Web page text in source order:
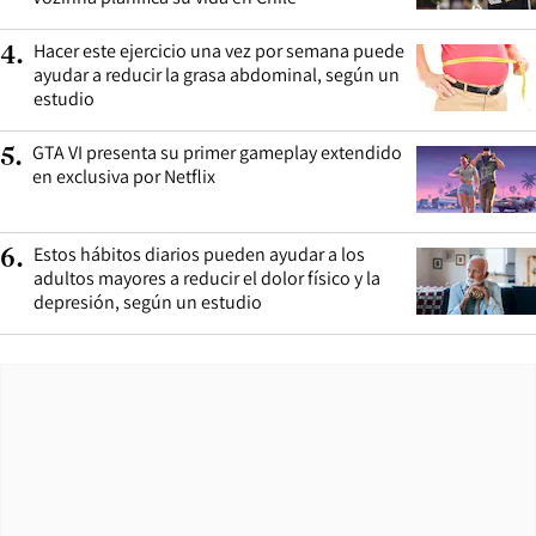
4. Hacer este ejercicio una vez por semana puede
ayudar a reducir la grasa abdominal, según un
estudio
5. GTA VI presenta su primer gameplay extendido
en exclusiva por Netflix
6. Estos hábitos diarios pueden ayudar a los
adultos mayores a reducir el dolor físico y la
depresión, según un estudio